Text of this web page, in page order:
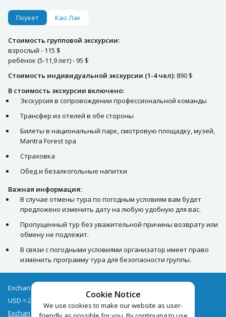
Пхукет Као Лак
Стоимость групповой экскурсии:
взрослый - 115 $
ребёнок (5-11,9 лет) - 95 $
Стоимость индивидуальной экскурсии (1-4 чел): 890 $
В стоимость экскурсии включено:
Экскурсия в сопровождении профессиональной команды
Трансфер из отелей в обе стороны
Билеты в национальный парк, смотровую площадку, музей,
Mantra Forest spa
Страховка
Обед и безалкогольные напитки
Важная информация:
В случае отмены тура по погодным условиям вам будет
предложено изменить дату на любую удобную для вас.
Пропущенный тур без уважительной причины возврату или
обмену не подлежит.
В связи с погодными условиями организатор имеет право
изменить программу тура для безопасности группы.
Cookie Notice
We use cookies to make our website as user-
Exchange rates as of 06/08
USD = 2.68
Exchange rate archive